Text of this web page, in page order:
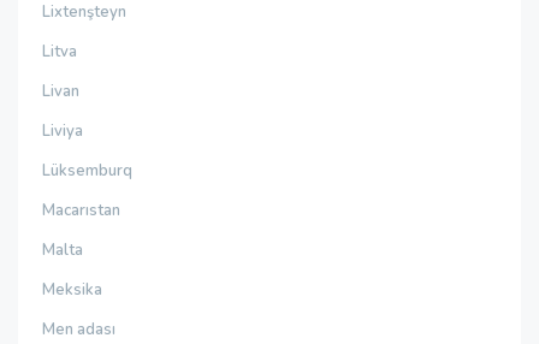
Lixtenşteyn
Litva
Livan
Liviya
Lüksemburq
Macarıstan
Malta
Meksika
Men adası